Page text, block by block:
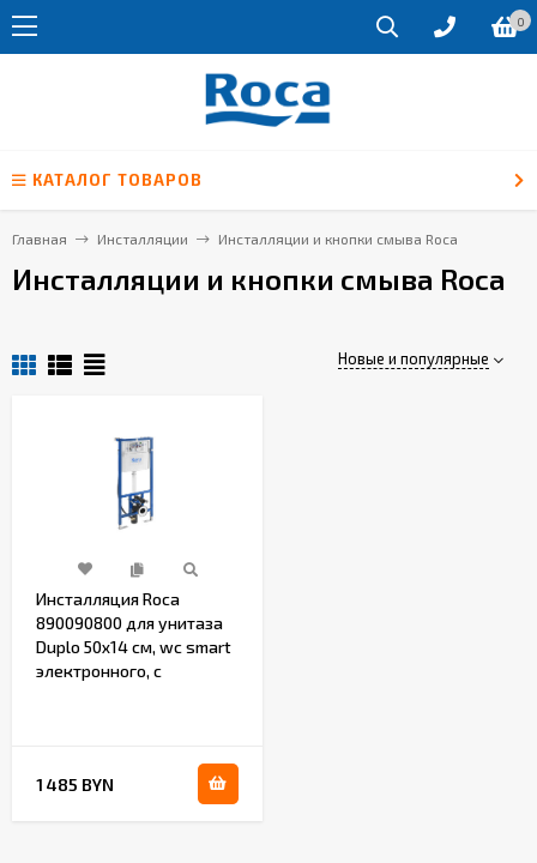
0
КАТАЛОГ ТОВАРОВ
Главная Инсталляции Инсталляции и кнопки смыва Roca
Инсталляции и кнопки смыва Roca
Новые и популярные
Инсталляция Roca
890090800 для унитаза
Duplo 50х14 см, wc smart
электронного, с
1 485 BYN